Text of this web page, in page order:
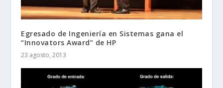
Egresado de Ingeniería en Sistemas gana el
“Innovators Award” de HP
23 agosto, 2013